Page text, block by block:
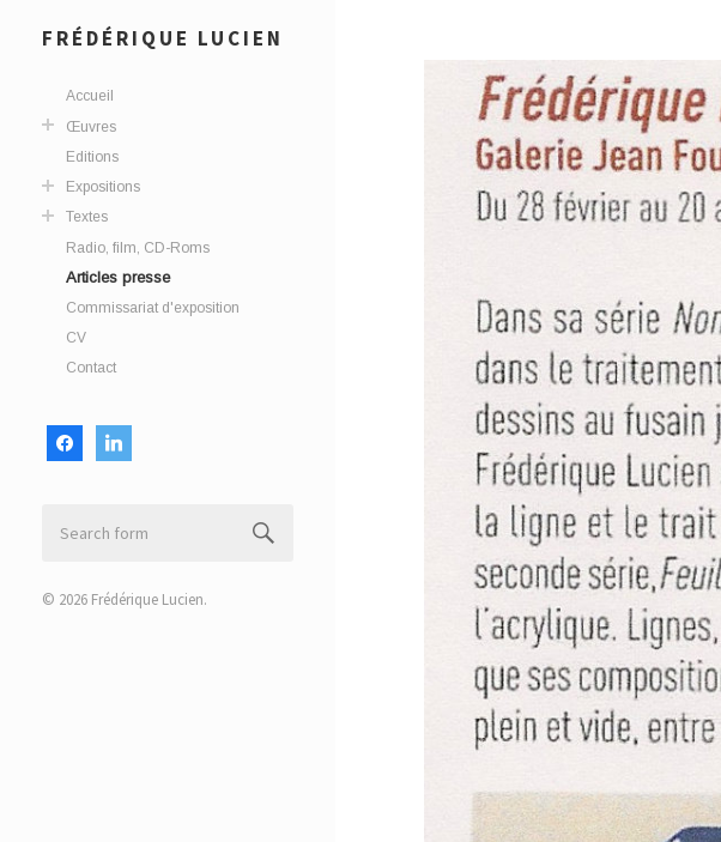
FRÉDÉRIQUE LUCIEN
Accueil
Œuvres
Editions
Expositions
Textes
Radio, film, CD-Roms
Articles presse
Commissariat d'exposition
CV
Contact
facebooklinkedin
© 2026 Frédérique Lucien.